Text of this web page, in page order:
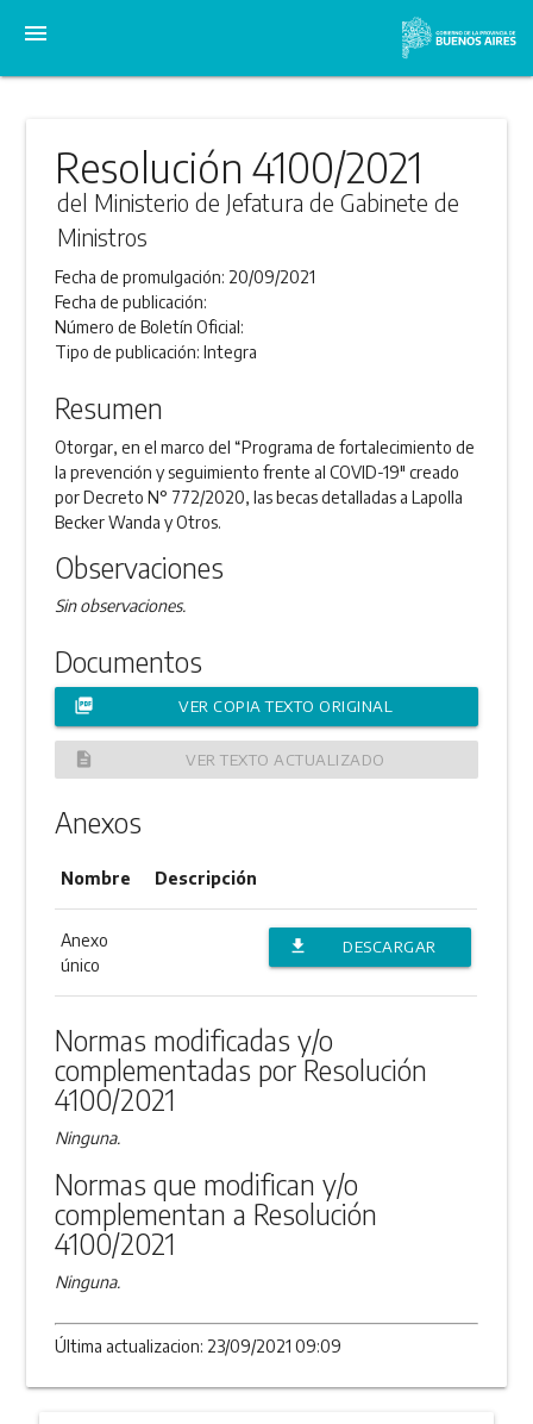
menu
Resolución 4100/2021
del Ministerio de Jefatura de Gabinete de
Ministros
Fecha de promulgación: 20/09/2021
Fecha de publicación:
Número de Boletín Oficial:
Tipo de publicación:Integra
Resumen
Otorgar, en el marco del “Programa de fortalecimiento de
la prevención y seguimiento frente al COVID-19" creado
por Decreto N° 772/2020, las becas detalladas a Lapolla
Becker Wanda y Otros.
Observaciones
Sin observaciones.
Documentos
picture_as_pdf VER COPIA TEXTO ORIGINAL
description VER TEXTO ACTUALIZADO
Anexos
Nombre Descripción
Anexo
único
file_download
DESCARGAR
Normas modificadas y/o
complementadas por Resolución
4100/2021
Ninguna.
Normas que modifican y/o
complementan a Resolución
4100/2021
Ninguna.
Última actualizacion: 23/09/2021 09:09